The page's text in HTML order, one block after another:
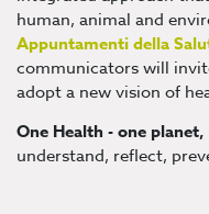
human, animal and
Appuntamenti della
communicators will
adopt a new vision of
One Health - one
understand, reflect,